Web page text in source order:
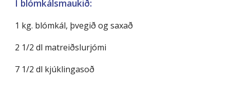
Í blómkálsmaukið:
1 kg. blómkál, þvegið og saxað
2 1/2 dl matreiðslurjómi
7 1/2 dl kjúklingasoð